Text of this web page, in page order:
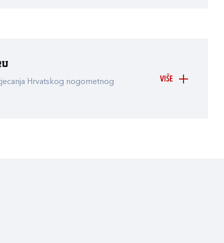
VIŠE
Hrvatskog nogometnog